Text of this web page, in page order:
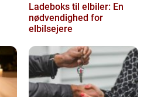
Ladeboks til elbiler: En
nødvendighed for
elbilsejere